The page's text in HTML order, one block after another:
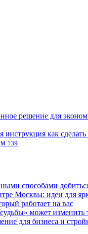
решение для
как
139
способами
Москвы: идеи для
работает на вас
может изменить
для бизнеса и